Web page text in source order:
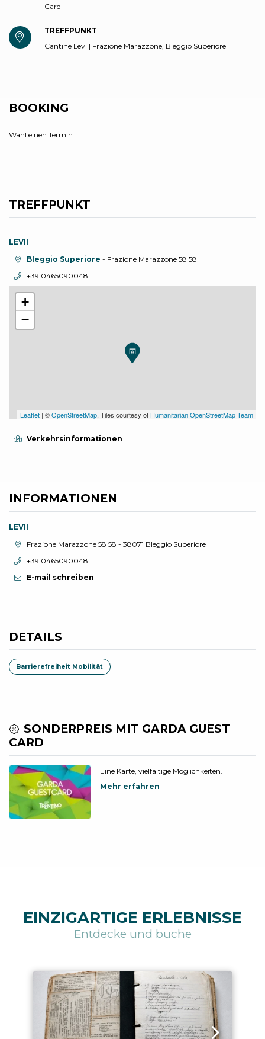
Card
TREFFPUNKT
Cantine Levii| Frazione Marazzone, Bleggio Superiore
DETAILS
Barrierefreiheit Mobilität
SONDERPREIS MIT GARDA GUEST
CARD
Eine Karte, vielfältige Möglichkeiten.
Mehr erfahren
BOOKING
Wähl einen Termin
TREFFPUNKT
+
−
Leaflet | ©OpenStreetMap, Tiles courtesy of Humanitarian OpenStreetMap Team
Verkehrsinformationen
LEVII
aria.location:
Bleggio Superiore - Frazione Marazzone 58 58
aria.phone:
+39 0465090048
INFORMATIONEN
LEVII
aria.location:
Frazione Marazzone 58 58 - 38071 Bleggio Superiore
aria.phone:
+39 0465090048
E-mail schreiben
EINZIGARTIGE ERLEBNISSE
Entdecke und buche